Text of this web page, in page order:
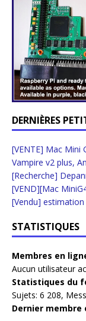
DERNIÈRES
[VENTE] Mac Mini
Vampire v2 plus,
[Recherche]
[VEND][Mac
[Vendu] estimation
STATISTIQUES
Membres en
Aucun utilisateur
Statistiques du
Sujets: 6 208,
Dernier membre